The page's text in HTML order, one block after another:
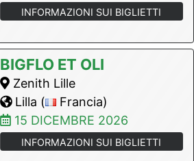
INFORMAZIONI SUI BIGLIETTI
BIGFLO ET OLI
Zenith Lille
Lilla (
Francia)
15 DICEMBRE 2026
INFORMAZIONI SUI BIGLIETTI